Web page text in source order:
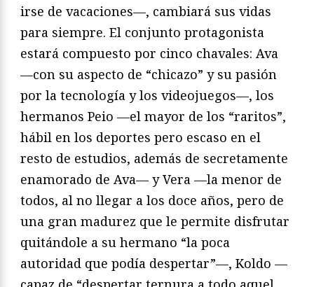
irse de vacaciones—, cambiará sus vidas
para siempre. El conjunto protagonista
estará compuesto por cinco chavales: Ava
—con su aspecto de “chicazo” y su pasión
por la tecnología y los videojuegos—, los
hermanos Peio —el mayor de los “raritos”,
hábil en los deportes pero escaso en el
resto de estudios, además de secretamente
enamorado de Ava— y Vera —la menor de
todos, al no llegar a los doce años, pero de
una gran madurez que le permite disfrutar
quitándole a su hermano “la poca
autoridad que podía despertar”—, Koldo —